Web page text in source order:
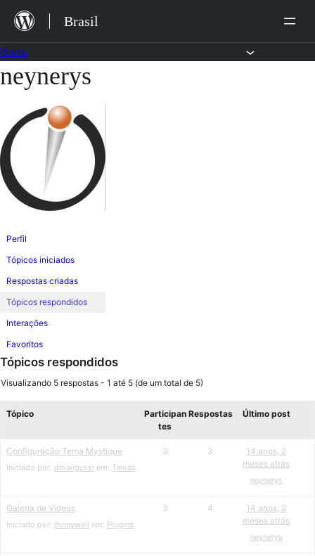
para
o
conteúdo
Brasil
Pular
conteúdo
neynerys
Perfil
Tópicos iniciados
Respostas criadas
Tópicos respondidos
Interações
Favoritos
Tópicos respondidos
Visualizando 5 respostas - 1 até 5 (de um total de 5)
Tópico
Participan
tes
Respostas Último post
Configuração Tema Mystique
Iniciado por: dmangussi em: Temas
3 3
14 anos, 2
meses atrás
neynerys
Galeria de Videos
Iniciado por: jhonywall em: Plugins
3 4
14 anos, 2
meses atrás
neynerys